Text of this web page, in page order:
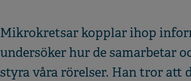
Mikrokretsar kopplar ihop
undersöker hur de samarbetar
styra våra rörelser. Han tror att